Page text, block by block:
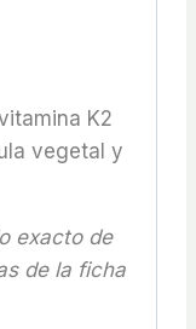
K2
vegetal y
exacto de
de la ficha